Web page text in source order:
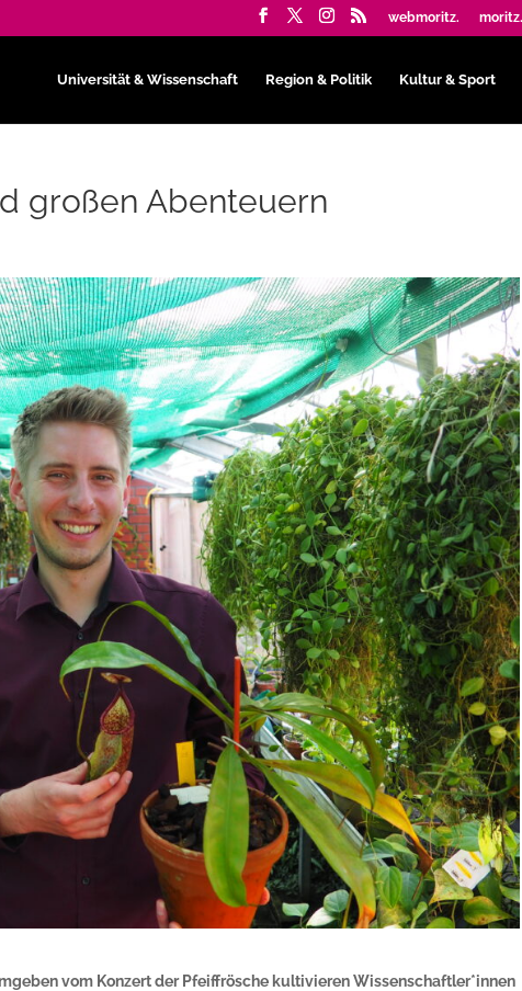
webmoritz.
Universität & Wissenschaft Region & Politik Kultur & Sport
großen Abenteuern
vom Konzert der Pfeiffrösche kultivieren Wissenschaftler*innen